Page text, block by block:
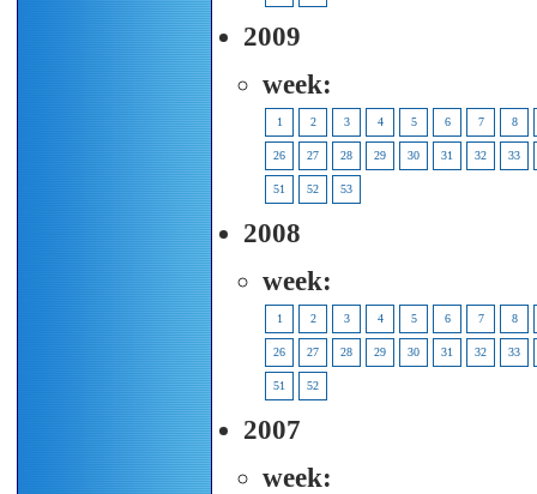
2009
week:
1 2 3 4 5 6 7 8
26 27 28 29 30 31 32 33
51 52 53
2008
week:
1 2 3 4 5 6 7 8
26 27 28 29 30 31 32 33
51 52
2007
week: